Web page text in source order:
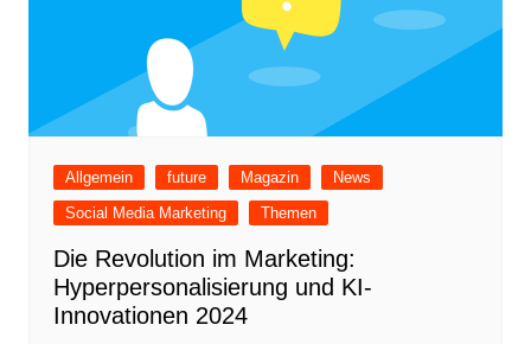
Allgemein future Magazin
News
Social Media Marketing
Themen
Die Revolution im Marketing:
Hyperpersonalisierung und KI-
Innovationen 2024